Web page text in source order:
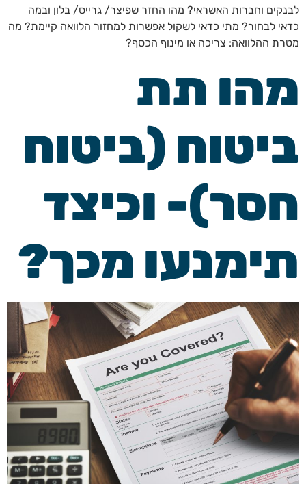
לבנקים וחברות האשראי? מהו החזר שפיצר/ גרייס/ בלון ובמה
כדאי לבחור? מתי כדאי לשקול אפשרות למחזור הלוואה קיימת? מה
מטרת ההלוואה: צריכה או מינוף הכסף?
מהו תת
ביטוח (ביטוח
חסר)- וכיצד
תימנעו מכך?